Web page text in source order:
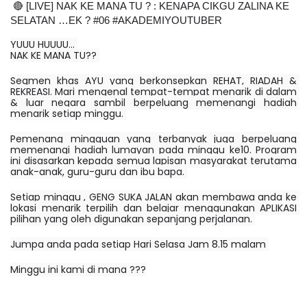
🔴 [LIVE] NAK KE MANA TU ? : KENAPA CIKGU ZALINA KE
SELATAN …EK ? #06 #AKADEMIYOUTUBER
YUUU HUUUU...
NAK KE MANA TU??
Segmen khas AYU yang berkonsepkan REHAT, RIADAH &
REKREASI. Mari mengenal tempat-tempat menarik di dalam
& luar negara sambil berpeluang memenangi hadiah
menarik setiap minggu.
Pemenang mingguan yang terbanyak juga berpeluang
memenangi hadiah lumayan pada minggu ke10. Program
ini disasarkan kepada semua lapisan masyarakat terutama
anak-anak, guru-guru dan ibu bapa.
Setiap minggu , GENG SUKA JALAN akan membawa anda ke
lokasi menarik terpilih dan belajar menggunakan APLIKASI
pilihan yang oleh digunakan sepanjang perjalanan.
Jumpa anda pada setiap Hari Selasa Jam 8.15 malam
Minggu ini kami di mana ???